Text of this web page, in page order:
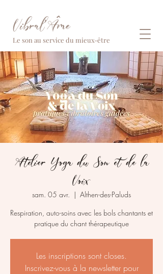
Vibral'Âme
Le son au service du mieux-être
Atelier Yoga du Son et de la
Voix
sam. 05 avr.
  |
Althen-des-Paluds
Respiration, auto-soins avec les bols chantants et
pratique du chant thérapeutique
Les inscriptions sont closes.
Inscrivez-vous à la newsletter pour